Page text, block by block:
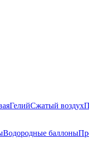
ГелийСжатый воздух
Водородные баллоны